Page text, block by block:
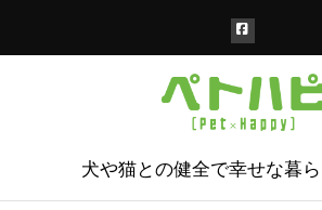
犬や猫との健全で幸せな暮